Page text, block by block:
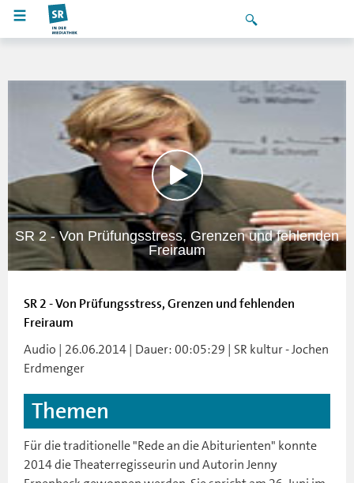
SR 2 - Von Prüfungsstress, Grenzen und fehlenden
Freiraum
SR 2 - Von Prüfungsstress, Grenzen und fehlenden
Freiraum
Audio | 26.06.2014 | Dauer: 00:05:29 | SR kultur - Jochen
Erdmenger
Themen
Für die traditionelle "Rede an die Abiturienten" konnte
2014 die Theaterregisseurin und Autorin Jenny